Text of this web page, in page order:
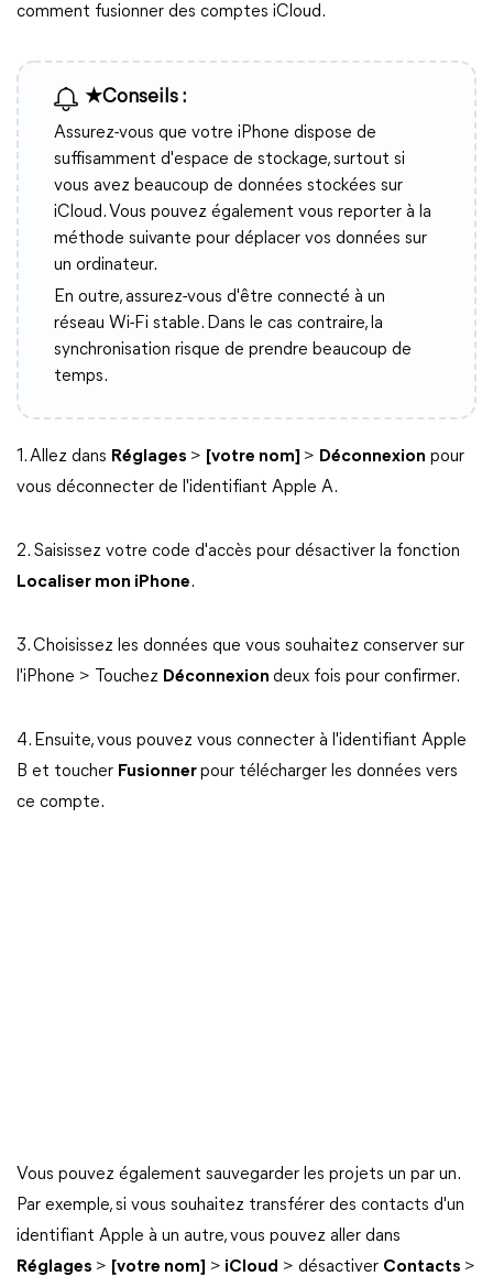
comment fusionner des comptes iCloud.
★Conseils :
Assurez-vous que votre iPhone dispose de
suffisamment d'espace de stockage, surtout si
vous avez beaucoup de données stockées sur
iCloud. Vous pouvez également vous reporter à la
méthode suivante pour déplacer vos données sur
un ordinateur.
En outre, assurez-vous d'être connecté à un
réseau Wi-Fi stable. Dans le cas contraire, la
synchronisation risque de prendre beaucoup de
temps.
1. Allez dans Réglages > [votre nom] > Déconnexion pour
vous déconnecter de l'identifiant Apple A.
2. Saisissez votre code d'accès pour désactiver la fonction
Localiser mon iPhone.
3. Choisissez les données que vous souhaitez conserver sur
l'iPhone > Touchez Déconnexion deux fois pour confirmer.
4. Ensuite, vous pouvez vous connecter à l'identifiant Apple
B et toucher Fusionnerpour télécharger les données vers
ce compte.
Vous pouvez également sauvegarder les projets un par un.
Par exemple, si vous souhaitez transférer des contacts d'un
identifiant Apple à un autre, vous pouvez aller dans
Réglages > [votre nom] > iCloud > désactiver Contacts >